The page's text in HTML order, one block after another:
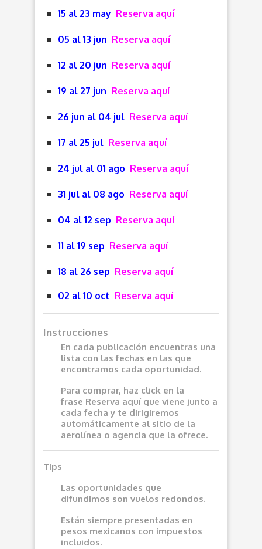
15 al 23 may Reserva aquí
05 al 13 jun Reserva aquí
12 al 20 jun Reserva aquí
19 al 27 jun Reserva aquí
26 jun al 04 jul Reserva aquí
17 al 25 jul Reserva aquí
24 jul al 01 ago Reserva aquí
31 jul al 08 ago Reserva aquí
04 al 12 sep Reserva aquí
11 al 19 sep Reserva aquí
18 al 26 sep Reserva aquí
02 al 10 oct Reserva aquí
Instrucciones
En cada publicación encuentras una
lista con las fechas en las que
encontramos cada oportunidad.
Para comprar, haz click en la
frase Reserva aquí que viene junto a
cada fecha y te dirigiremos
automáticamente al sitio de la
aerolínea o agencia que la ofrece.
Tips
Las oportunidades que
difundimos son vuelos redondos.
Están siempre presentadas en
pesos mexicanos con impuestos
incluidos.